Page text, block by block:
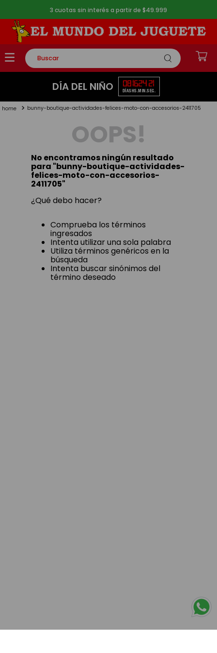
3 cuotas sin interés a partir de $49.999
Buscar
TÉRMINOS MÁS BUSCADOS
2.
lego
toy story
DÍA DEL NIÑO 08
DÍAS
16
HS.
24
MIN.
21
SEG.
bunny-boutique-actividades-felices-moto-con-accesorios-2411705
OOPS!
No encontramos ningún resultado
para "bunny-boutique-actividades-
felices-moto-con-accesorios-
2411705"
¿Qué debo hacer?
Comprueba los términos
ingresados
Intenta utilizar una sola palabra
Utiliza términos genéricos en la
búsqueda
Intenta buscar sinónimos del
término deseado